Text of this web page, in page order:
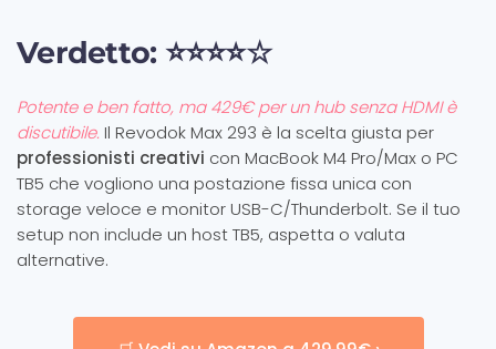
Verdetto: ⭐⭐⭐⭐☆
Potente e ben fatto, ma 429€ per un hub senza HDMI è
discutibile. Il Revodok Max 293 è la scelta giusta per
professionisti creativi con MacBook M4 Pro/Max o PC
TB5 che vogliono una postazione fissa unica con
storage veloce e monitor USB-C/Thunderbolt. Se il tuo
setup non include un host TB5, aspetta o valuta
alternative.